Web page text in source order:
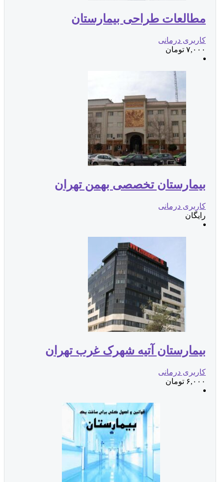
طراحی بیمارستان
درمانی
تومان
تخصصی بهمن تهران
درمانی
آتیه شهرک غرب تهران
درمانی
تومان